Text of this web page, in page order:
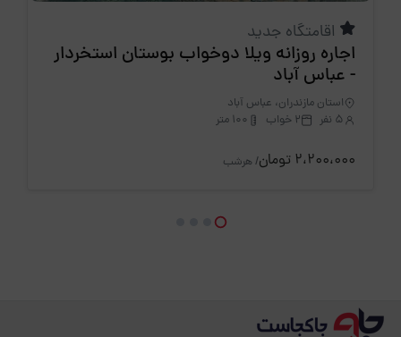
اقامتگاه جدید
اجاره روزانه ویلا دوخواب بوستان استخردار
- عباس آباد
استان مازندران، عباس آباد
5 نفر
2 خواب 100 متر
2،200،000 تومان / هرشب